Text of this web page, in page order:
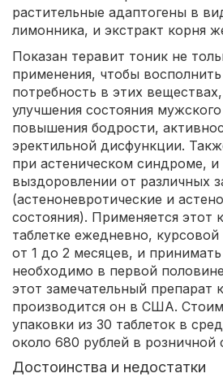
растительные адаптогены в
лимонника, и экстракт корня
Показан теравит тоник не
применения, чтобы
потребность в этих
улучшения состояния
повышения бодрости,
эректильной дисфункции.
при астеническом синдроме, и
выздоровлении от различных
(астеноневротические и
состояния). Применяется этот
таблетке ежедневно,
от 1 до 2 месяцев, и
необходимо в первой
этот замечательный препарат
производится он в США.
упаковки из 30 таблеток в
около 680 рублей в розничной
Достоинства и недостатки